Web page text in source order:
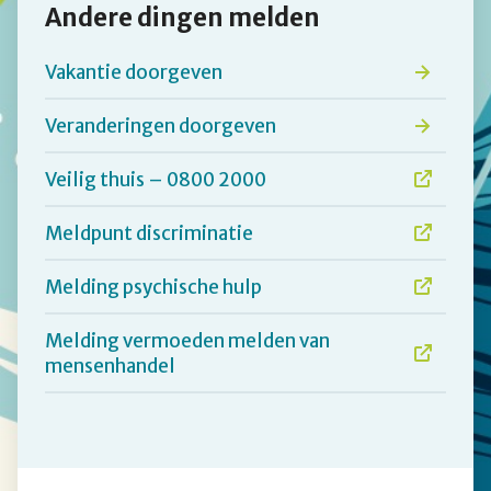
Andere dingen melden
Vakantie doorgeven
Veranderingen doorgeven
Veilig thuis – 0800 2000
Meldpunt discriminatie
Melding psychische hulp
Melding vermoeden melden van
mensenhandel